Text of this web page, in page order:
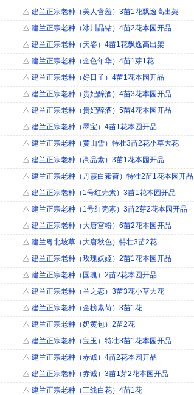
△ 建兰正宗老种（美人含羞）3苗1花飘逸高出架
△ 建兰正宗老种（冰川晶钻）4苗2花本园开品
△ 建兰正宗老种（天姿）4苗1花飘逸高出架
△ 建兰正宗老种（金色年华）4苗1芽1花
△ 建兰正宗老种（好日子）4苗1花本园开品
△ 建兰正宗老种（贵妃醉酒）4苗3花本园开品
△ 建兰正宗老种（贵妃醉酒）5苗4花本园开品
△ 建兰正宗老种（墨宝）4苗1花本园开品
△ 建兰正宗老种（黄山雪）特壮3苗2花小草大花
△ 建兰正宗老种（高品素）3苗1花本园开品
△ 建兰正宗老种（丹霞白素荷）特壮2苗1花本园开品
△ 建兰正宗老种（1号红壳素）3苗1花本园开品
△ 建兰正宗老种（1号红壳素）3苗2芽2花本园开品
△ 建兰正宗老种（大唐宫粉）6苗2花本园开品
△ 建兰粤北坡草（大唐秋色）特壮3苗2花
△ 建兰正宗老种（玫瑰妖姬）2苗1花本园开品
△ 建兰正宗老种（国魂）2苗2花本园开品
△ 建兰正宗老种（兰之恋）3苗3花小草大花
△ 建兰正宗老种（金榜素荷）3苗1花
△ 建兰正宗老种（奶黄包）2苗2花
△ 建兰正宗老种（宝玉）特壮3苗1花本园开品
△ 建兰正宗老种（赤诚）4苗2花本园开品
△ 建兰正宗老种（赤诚）3苗1芽2花本园开品
△ 建兰正宗老种（三线白花）4苗1花